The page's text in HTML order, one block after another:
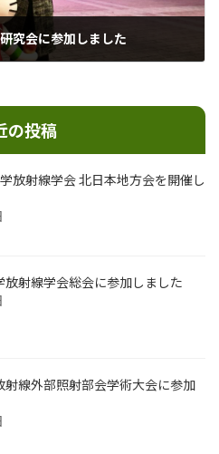
究会に参加しました
の投稿
放射線学会 北⽇本地⽅会を開催し
射線学会総会に参加しました
射線外部照射部会学術大会に参加